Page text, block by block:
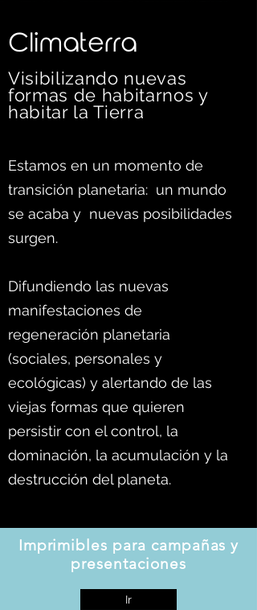
C limaterra
Visibilizando nuevas
formas de habitarnos y
habitar la Tierra
Estamos en un momento de
transición planetaria: un mundo
se acaba y nuevas posibilidades
surgen.
Difundiendo las nuevas
manifestaciones de
regeneración planetaria
(sociales, personales y
ecológicas) y alertando de las
viejas formas que quieren
persistir con el control, la
dominación, la acumulación y la
destrucción del planeta.
Imprimibles para campañas y
presentaciones
Ir